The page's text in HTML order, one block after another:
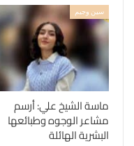
سين وجيم
ماسة الشيخ علي: أرسم
مشاعر الوجوه وطبائعها
البشرية الهائلة